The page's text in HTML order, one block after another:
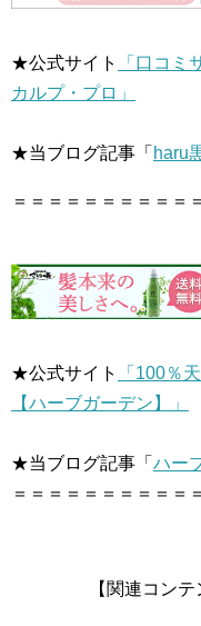
★公式サイト
「口コミ
カルプ・プロ」
★当ブログ記事「 haru
＝＝＝＝＝＝＝＝＝＝
★公式サイト
「100％
【ハーブガーデン】」
★当ブログ記事「 ハー
＝＝＝＝＝＝＝＝＝＝
【関連コン